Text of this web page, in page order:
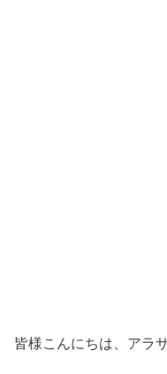
皆様こんにちは、アラ